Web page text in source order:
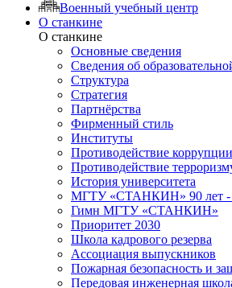
Военный учебный центр
О станкине
О станкине
Основные сведения
Сведения об
Структура
Стратегия
Партнёрства
Фирменный стиль
Институты
Противодействие коррупции
Противодействие
История университета
МГТУ «СТАНКИН» 90 лет -
Гимн МГТУ «СТАНКИН»
Приоритет 2030
Школа кадрового резерва
Ассоциация выпускников
Пожарная безопасность и
Передовая инженерная